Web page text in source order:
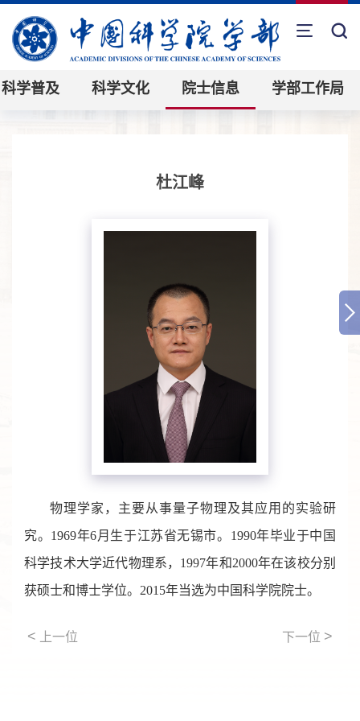
科学普及 科学文化 院士信息 学部工作局
杜江峰
物理学家，主要从事量子物理及其应用的实验研
究。1969年6月生于江苏省无锡市。1990年毕业于中国
科学技术大学近代物理系，1997年和2000年在该校分别
获硕士和博士学位。2015年当选为中国科学院院士。
< 上一位 下一位 >